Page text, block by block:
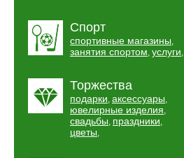
Спорт
спортивные магазины,
занятия спортом, услуги,
Торжества
подарки, аксессуары,
ювелирные изделия,
свадьбы, праздники,
цветы,